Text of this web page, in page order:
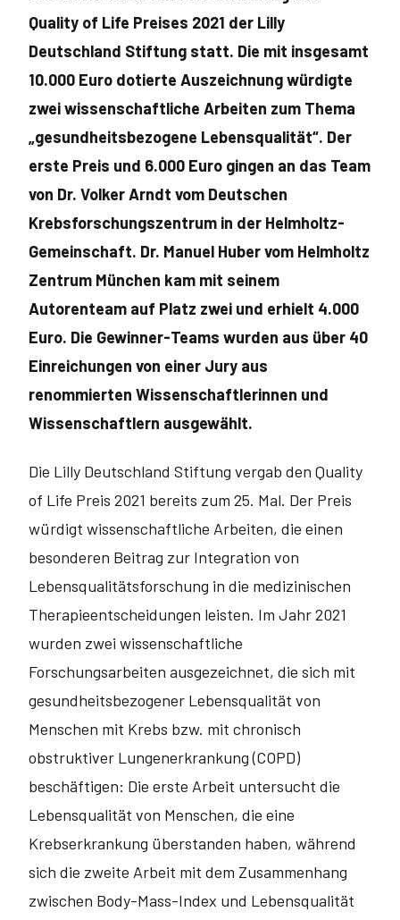
Quality of Life Preises 2021 der Lilly
Deutschland Stiftung statt. Die mit insgesamt
10.000 Euro dotierte Auszeichnung würdigte
zwei wissenschaftliche Arbeiten zum Thema
„gesundheitsbezogene Lebensqualität“. Der
erste Preis und 6.000 Euro gingen an das Team
von Dr. Volker Arndt vom Deutschen
Krebsforschungszentrum in der Helmholtz-
Gemeinschaft. Dr. Manuel Huber vom Helmholtz
Zentrum München kam mit seinem
Autorenteam auf Platz zwei und erhielt 4.000
Euro. Die Gewinner-Teams wurden aus über 40
Einreichungen von einer Jury aus
renommierten Wissenschaftlerinnen und
Wissenschaftlern ausgewählt.
Die Lilly Deutschland Stiftung vergab den Quality
of Life Preis 2021 bereits zum 25. Mal. Der Preis
würdigt wissenschaftliche Arbeiten, die einen
besonderen Beitrag zur Integration von
Lebensqualitätsforschung in die medizinischen
Therapieentscheidungen leisten. Im Jahr 2021
wurden zwei wissenschaftliche
Forschungsarbeiten ausgezeichnet, die sich mit
gesundheitsbezogener Lebensqualität von
Menschen mit Krebs bzw. mit chronisch
obstruktiver Lungenerkrankung (COPD)
beschäftigen: Die erste Arbeit untersucht die
Lebensqualität von Menschen, die eine
Krebserkrankung überstanden haben, während
sich die zweite Arbeit mit dem Zusammenhang
zwischen Body-Mass-Index und Lebensqualität